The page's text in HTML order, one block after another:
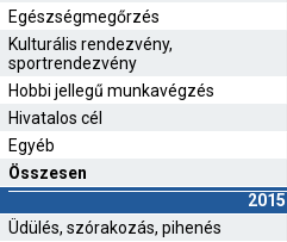
Egészségmegőrzés
Kulturális rendezvény,
sportrendezvény
Hobbi jellegű munkavégzés
Hivatalos cél
Egyéb
Összesen
2015
Üdülés, szórakozás, pihenés